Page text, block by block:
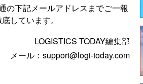
の下記メールアドレスまでご一報
しています。
LOGISTICS TODAY編集部
メール：support@logi-today.com